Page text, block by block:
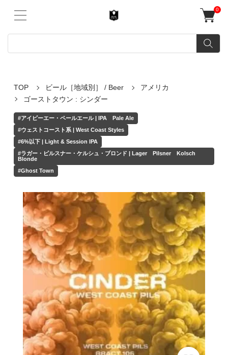
0
TOP ビール［地域別］ / Beer
アメリカ
ゴーストタウン : シンダー
#アイピーエー・ペールエール | IPA Pale Ale
#ウェストコースト系 | West Coast Styles
#6%以下 | Light & Session IPA
#ラガー・ピルスナー・ケルシュ・ブロンド | Lager Pilsner Kolsch
Blonde
#Ghost Town